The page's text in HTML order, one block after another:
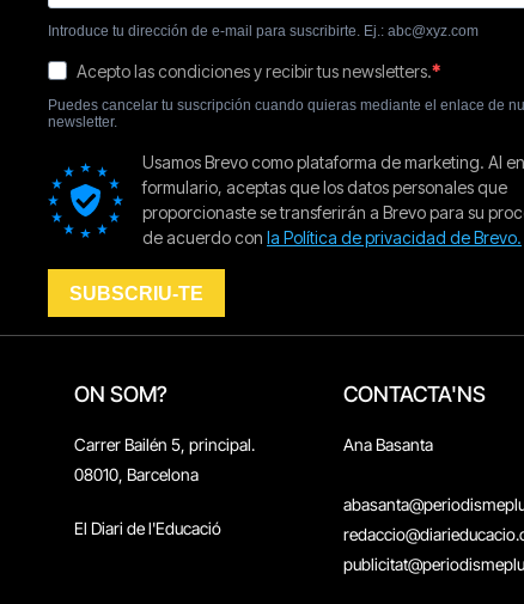
ON SOM?
Carrer Bailén 5, principal.
08010, Barcelona
El Diari de l'Educació
CONTACTA'NS
Ana Basanta